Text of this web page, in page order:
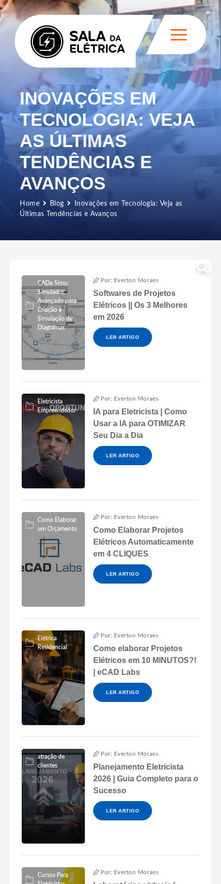
Home Blog
Inovações em Tecnologia: Veja as
Últimas Tendências e Avanços
INOVAÇÕES EM
TECNOLOGIA: VEJA
AS ÚLTIMAS
TENDÊNCIAS E
AVANÇOS
CADe Simu:
Simulador
Avançado para
Criação e
Simulação de
Diagramas
Por: Everton Moraes
Softwares de Projetos
Elétricos || Os 3 Melhores
em 2026
LER ARTIGO
Eletricista
Empreendedor
Por: Everton Moraes
IA para Eletricista | Como
Usar a IA para OTIMIZAR
Seu Dia a Dia
LER ARTIGO
Como Elaborar
um Orçamento
Por: Everton Moraes
Como Elaborar Projetos
Elétricos Automaticamente
em 4 CLIQUES
LER ARTIGO
Elétrica
Residencial
Por: Everton Moraes
Como elaborar Projetos
Elétricos em 10 MINUTOS?!
| eCAD Labs
LER ARTIGO
atração de
clientes
Por: Everton Moraes
Planejamento Eletricista
2026 | Guia Completo para o
Sucesso
LER ARTIGO
Cursos Para
Por: Everton Moraes